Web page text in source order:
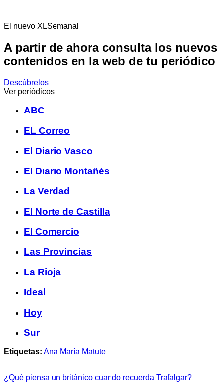
El nuevo XLSemanal
A partir de ahora consulta los nuevos
contenidos en la web de tu periódico
Descúbrelos
Ver periódicos
ABC
EL Correo
El Diario Vasco
El Diario Montañés
La Verdad
El Norte de Castilla
El Comercio
Las Provincias
La Rioja
Ideal
Hoy
Sur
Etiquetas: Ana María Matute
¿Qué piensa un británico cuando recuerda Trafalgar?